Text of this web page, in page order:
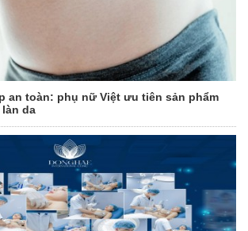
an toàn: phụ nữ Việt ưu tiên sản phẩm
da